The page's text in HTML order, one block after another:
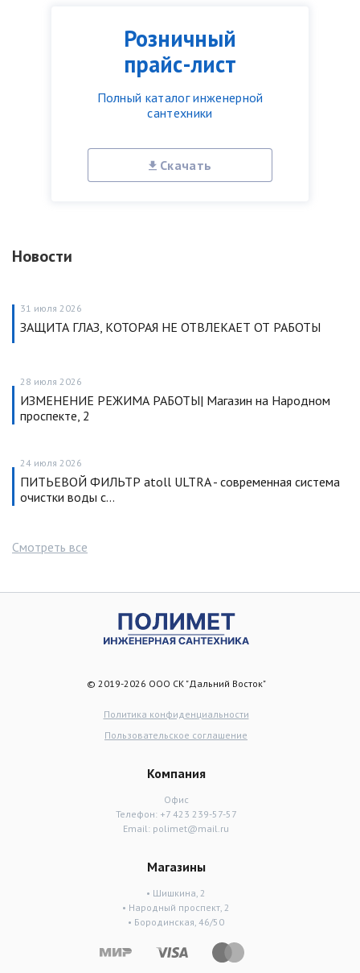
Розничный
прайс-лист
Полный каталог инженерной
сантехники
Скачать
Новости
31 июля 2026
ЗАЩИТА ГЛАЗ, КОТОРАЯ НЕ ОТВЛЕКАЕТ ОТ РАБОТЫ
28 июля 2026
ИЗМЕНЕНИЕ РЕЖИМА РАБОТЫ| Магазин на Народном
проспекте, 2
24 июля 2026
ПИТЬЕВОЙ ФИЛЬТР atoll ULTRA - современная система
очистки воды с…
Смотреть все
© 2019-2026 ООО СК "Дальний Восток"
Политика конфиденциальности
Пользовательское соглашение
Компания
Офис
Телефон: +7 423 239-57-57
Email: polimet@mail.ru
Магазины
• Шишкина, 2
• Народный проспект, 2
• Бородинская, 46/50